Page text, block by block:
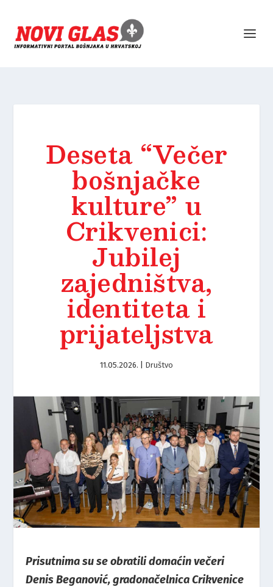
Deseta “Večer
bošnjačke
kulture” u
Crikvenici:
Jubilej
zajedništva,
identiteta i
prijateljstva
11.05.2026. Društvo
Prisutnima su se obratili domaćin večeri
Denis Beganović, gradonačelnica Crikvenice